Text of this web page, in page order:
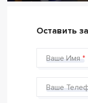
Оставить
Ваше Имя
Ваше